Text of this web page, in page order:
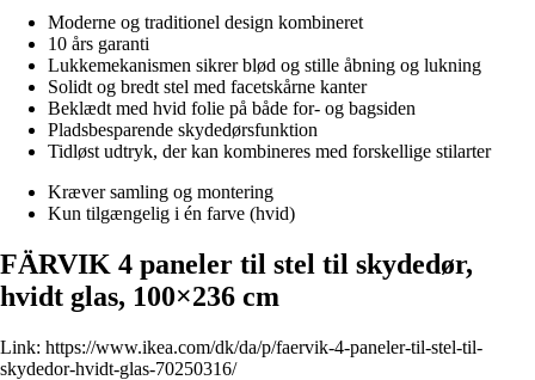
Moderne og traditionel design kombineret
10 års garanti
Lukkemekanismen sikrer blød og stille åbning og lukning
Solidt og bredt stel med facetskårne kanter
Beklædt med hvid folie på både for- og bagsiden
Pladsbesparende skydedørsfunktion
Tidløst udtryk, der kan kombineres med forskellige stilarter
Kræver samling og montering
Kun tilgængelig i én farve (hvid)
FÄRVIK 4 paneler til stel til skydedør,
hvidt glas, 100×236 cm
Link: https://www.ikea.com/dk/da/p/faervik-4-paneler-til-stel-til-
skydedor-hvidt-glas-70250316/